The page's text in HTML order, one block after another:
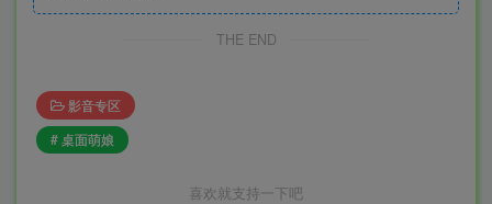
THE END
影音专区
# 桌面萌娘
喜欢就支持一下吧